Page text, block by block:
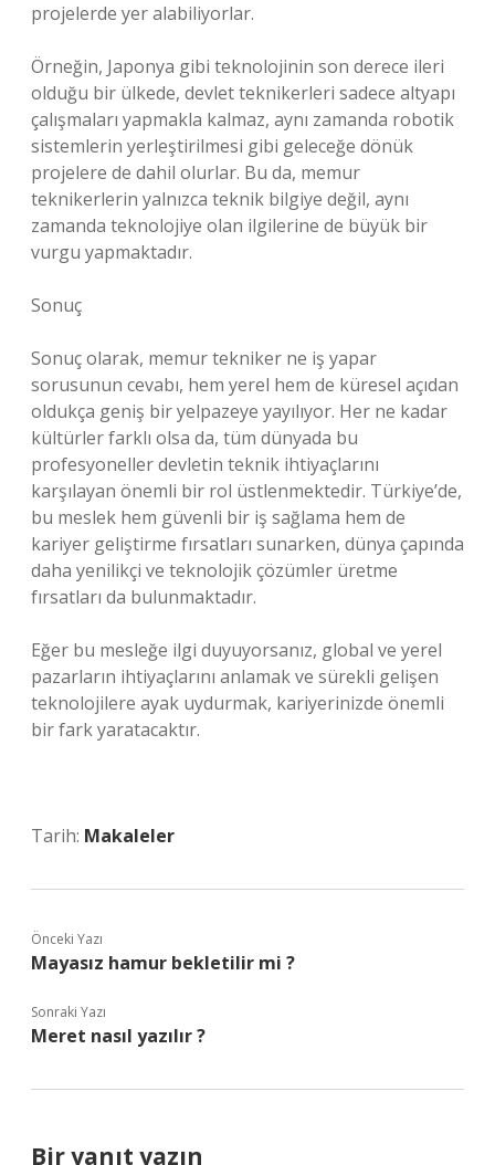
projelerde yer alabiliyorlar.
Örneğin, Japonya gibi teknolojinin son derece ileri
olduğu bir ülkede, devlet teknikerleri sadece altyapı
çalışmaları yapmakla kalmaz, aynı zamanda robotik
sistemlerin yerleştirilmesi gibi geleceğe dönük
projelere de dahil olurlar. Bu da, memur
teknikerlerin yalnızca teknik bilgiye değil, aynı
zamanda teknolojiye olan ilgilerine de büyük bir
vurgu yapmaktadır.
Sonuç
Sonuç olarak, memur tekniker ne iş yapar
sorusunun cevabı, hem yerel hem de küresel açıdan
oldukça geniş bir yelpazeye yayılıyor. Her ne kadar
kültürler farklı olsa da, tüm dünyada bu
profesyoneller devletin teknik ihtiyaçlarını
karşılayan önemli bir rol üstlenmektedir. Türkiye’de,
bu meslek hem güvenli bir iş sağlama hem de
kariyer geliştirme fırsatları sunarken, dünya çapında
daha yenilikçi ve teknolojik çözümler üretme
fırsatları da bulunmaktadır.
Eğer bu mesleğe ilgi duyuyorsanız, global ve yerel
pazarların ihtiyaçlarını anlamak ve sürekli gelişen
teknolojilere ayak uydurmak, kariyerinizde önemli
bir fark yaratacaktır.
Tarih: Makaleler
Önceki Yazı
Mayasız hamur bekletilir mi ?
Sonraki Yazı
Meret nasıl yazılır ?
Bir yanıt yazın